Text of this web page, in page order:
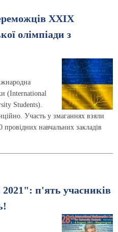
XХІX
олімпіади з
(International
Students).
Участь у змаганнях взяли
провідних навчальних закладів
п'ять учасників